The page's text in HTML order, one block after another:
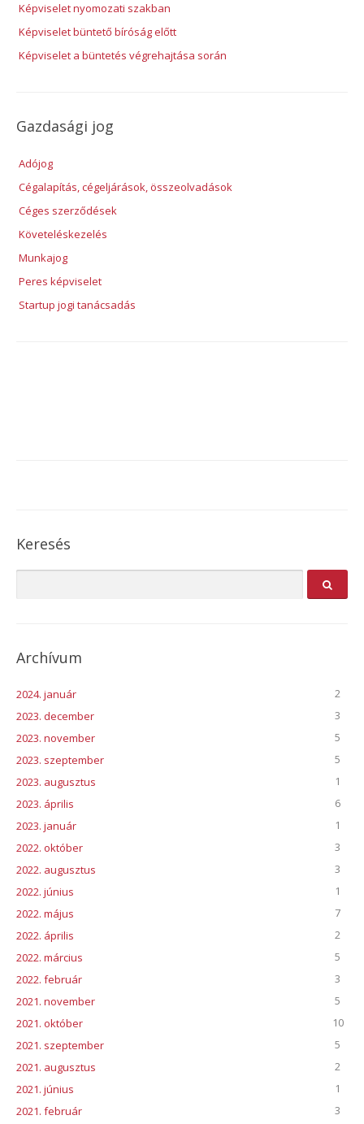
Képviselet nyomozati szakban
Képviselet büntető bíróság előtt
Képviselet a büntetés végrehajtása során
Gazdasági jog
Adójog
Cégalapítás, cégeljárások, összeolvadások
Céges szerződések
Követeléskezelés
Munkajog
Peres képviselet
Startup jogi tanácsadás
Keresés
Archívum
2024. január
2
2023. december
3
2023. november
5
2023. szeptember
5
2023. augusztus
1
2023. április
6
2023. január
1
2022. október
3
2022. augusztus
3
2022. június
1
2022. május
7
2022. április
2
2022. március
5
2022. február
3
2021. november
5
2021. október
10
2021. szeptember
5
2021. augusztus
2
2021. június
1
2021. február
3